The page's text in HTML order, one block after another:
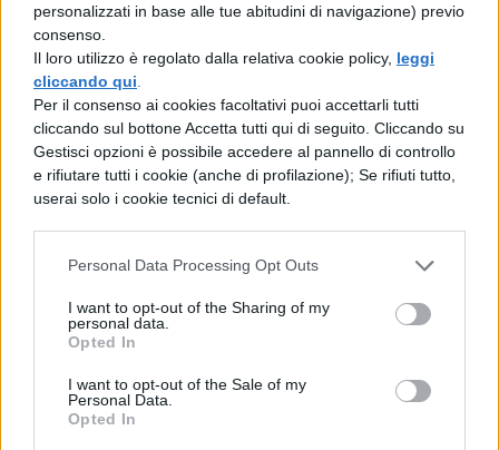
personalizzati in base alle tue abitudini di navigazione) previo
consenso.
Il loro utilizzo è regolato dalla relativa cookie policy, leggi
cliccando qui
Per il consenso ai cookies facoltativi puoi accettarli tutti
cliccando sul bottone Accetta tutti qui di seguito. Cliccando su
Gestisci opzioni è possibile accedere al pannello di controllo
e rifiutare tutti i cookie (anche di profilazione); Se rifiuti tutto,
userai solo i cookie tecnici di default.
Personal Data Processing Opt Outs
I want to opt-out of the Sharing of my
personal data.
Opted In
I want to opt-out of the Sale of my
Personal Data.
Opted In
Vedi anche ristoranti dei musei.
Foto |ayustety
COMMENTI